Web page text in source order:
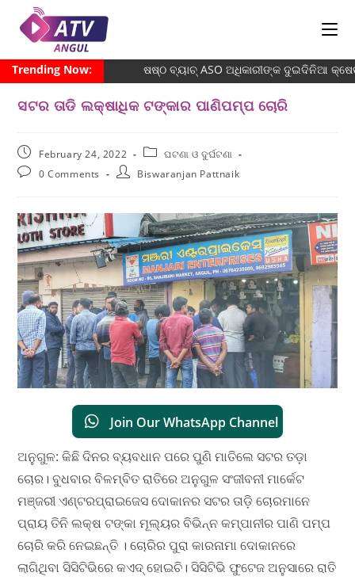
Trending Now: ଷଷ୍ଠ ବ୍ୟାଚ୍‌ ASO ଅଧିକାରୀଙ୍କ ଦୁଇଦିନିଆ
ସଟର ତାଡି ଲକ୍ଷାଧିକ ଟଙ୍କାର ପାଣିପମ୍ପ ଚୋରି
February 24, 2022
ଘଟଣା ଓ ଦୁର୍ଘଟଣା
0 Comments
Biswaranjan Pattnaik
Join Our WhatsApp Channel
ଅନୁଗୁଳ: କିଛି ଦିନର ବ୍ୟବଧାନ ପରେ ପୁଣି ମାତିଲେ ସଟର ତଡ଼ା
ଚୋର। ବୁଧବାର ବିଳମ୍ବିତ ରାତିରେ ଅନୁଗୁଳ ସଂଜୀବନୀ ମାର୍କେଟ
ମଞ୍ଜରୀ ଏଣ୍ଟରପ୍ରାଇଜେସ ଦୋକାନର ସଟର ତାଡ଼ି ଚୋରମାନେ
ପ୍ରାୟ ତିନି ଲକ୍ଷ ଟଙ୍କା ମୂଲ୍ୟର ବିଭିନ୍ନ କମ୍ପାନୀର ପାଣି ପମ୍ପ
ଚୋରି କରି ନେଇଛନ୍ତି । ଚୋରିର ପୁରା କାରନାମା ଦୋକାନରେ
ଲାଗିଥିବା ସିସିଟିଭିରେ କଏଦ୍ ହୋଇଚି। ସିସିଟିଭି ଫୁଟେଜ ଅନୁସାରେ ରାତି